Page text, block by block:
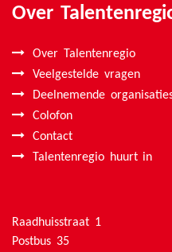
Over
Over Talentenregio
Veelgestelde vragen
Deelnemende
Colofon
Contact
Talentenregio huurt in
Raadhuisstraat 1
Postbus 35